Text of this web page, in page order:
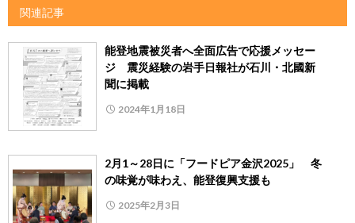
関連記事
能登地震被災者へ全面広告で応援メッセー
ジ 震災経験の岩手日報社が石川・北國新
聞に掲載
2024年1月18日
2月1～28日に「フードピア金沢2025」 冬
の味覚が味わえ、能登復興支援も
2025年2月3日